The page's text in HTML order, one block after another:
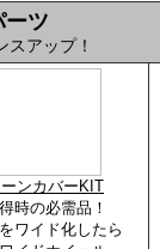
ーツ
アップ！
ンカバーKIT
時の必需品！
ワイド化したら